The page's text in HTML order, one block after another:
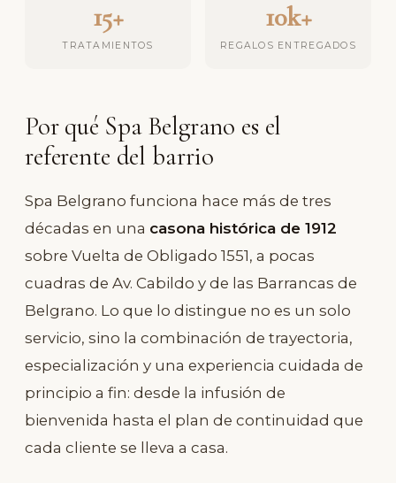
15+
TRATAMIENTOS
10k+
REGALOS ENTREGADOS
Por qué Spa Belgrano es el
referente del barrio
Spa Belgrano funciona hace más de tres
décadas en una casona histórica de 1912
sobre Vuelta de Obligado 1551, a pocas
cuadras de Av. Cabildo y de las Barrancas de
Belgrano. Lo que lo distingue no es un solo
servicio, sino la combinación de trayectoria,
especialización y una experiencia cuidada de
principio a fin: desde la infusión de
bienvenida hasta el plan de continuidad que
cada cliente se lleva a casa.